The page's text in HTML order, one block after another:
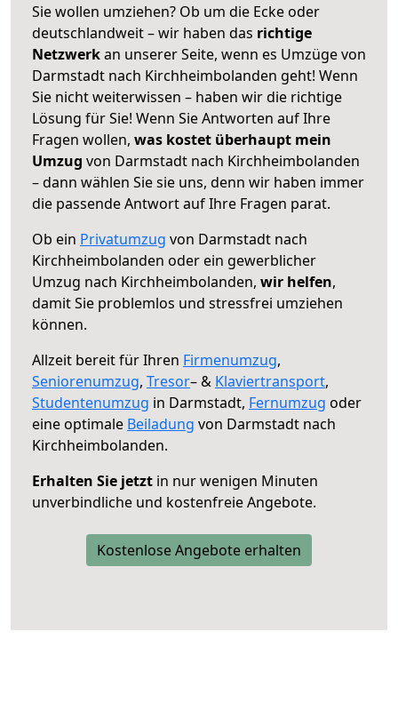
Sie wollen umziehen? Ob um die Ecke oder
deutschlandweit – wir haben das richtige
Netzwerkan unserer Seite, wenn es Umzüge von
Darmstadt nach Kirchheimbolanden geht! Wenn
Sie nicht weiterwissen – haben wir die richtige
Lösung für Sie! Wenn Sie Antworten auf Ihre
Fragen wollen, was kostet überhaupt mein
Umzug von Darmstadt nach Kirchheimbolanden
– dann wählen Sie sie uns, denn wir haben immer
die passende Antwort auf Ihre Fragen parat.
Ob ein Privatumzug von Darmstadt nach
Kirchheimbolanden oder ein gewerblicher
Umzug nach Kirchheimbolanden, wir helfen,
damit Sie problemlos und stressfrei umziehen
können.
Allzeit bereit für Ihren Firmenumzug,
Seniorenumzug, Tresor– & Klaviertransport,
Studentenumzug in Darmstadt, Fernumzug oder
eine optimale Beiladung von Darmstadt nach
Kirchheimbolanden.
Erhalten Sie jetzt in nur wenigen Minuten
unverbindliche und kostenfreie Angebote.
Kostenlose Angebote erhalten